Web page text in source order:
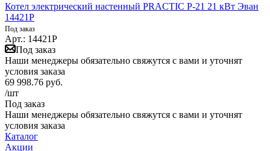
Котел электрический настенный PRACTIC Р-21 21 кВт Эван
14421Р
Под заказ
Арт.: 14421Р
Под заказ
Наши менеджеры обязательно свяжутся с вами и уточнят
условия заказа
69 998.76 руб.
/шт
Под заказ
Наши менеджеры обязательно свяжутся с вами и уточнят
условия заказа
Каталог
Акции